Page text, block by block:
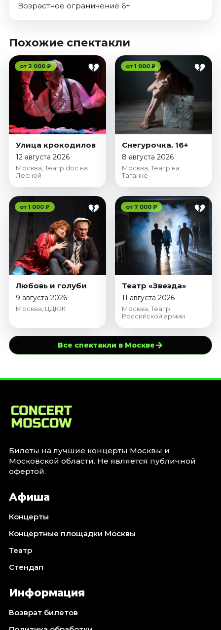
Возрастное ограничение 6+.
Похожие спектакли
от 2 000 ₽
Улица крокодилов
12 августа 2026
Москва, Театр.doc на
Лесной
от 1 000 ₽
Снегурочка. 16+
8 августа 2026
Москва, Театр на
Таганке
от 1 000 ₽
Любовь и голуби
9 августа 2026
Москва, ЦДКЖ
от 7 000 ₽
Театр «Звезда»
11 августа 2026
Москва, Театр
Российской армии
Все спектакли в Москве→
Билеты на лучшие концерты Москвы и
Московской области. Не является публичной
офертой.
Афиша
Концерты
Концертные площадки Москвы
Театр
Стендап
Информация
Возврат билетов